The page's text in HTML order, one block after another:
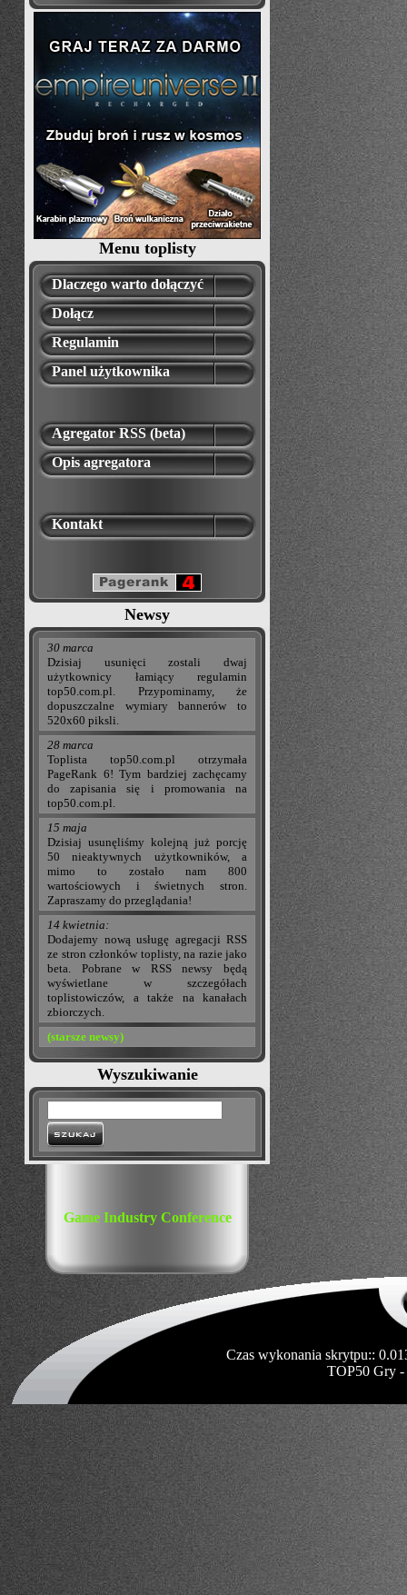
Menu toplisty
Dlaczego warto dołączyć
Dołącz
Regulamin
Panel użytkownika
Agregator RSS (beta)
Opis agregatora
Kontakt
Newsy
30 marca
Dzisiaj usunięci zostali dwaj
użytkownicy łamiący regulamin
top50.com.pl. Przypominamy, że
dopuszczalne wymiary bannerów to
520x60 piksli.
28 marca
Toplista top50.com.pl otrzymała
PageRank 6! Tym bardziej zachęcamy
do zapisania się i promowania na
top50.com.pl.
15 maja
Dzisiaj usunęliśmy kolejną już porcję
50 nieaktywnych użytkowników, a
mimo to zostało nam 800
wartościowych i świetnych stron.
Zapraszamy do przeglądania!
14 kwietnia:
Dodajemy nową usługę agregacji RSS
ze stron członków toplisty, na razie jako
beta. Pobrane w RSS newsy będą
wyświetlane w szczegółach
toplistowiczów, a także na kanałach
zbiorczych.
(starsze newsy)
Wyszukiwanie
Game Industry Conference
Czas wykonania skrytpu::
TOP50 Gry